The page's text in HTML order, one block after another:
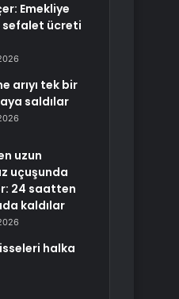
Emekliye
sefalet ücreti
arıyı tek bir
saldılar
uzun
uçuşunda
24 saatten
kaldılar
halka